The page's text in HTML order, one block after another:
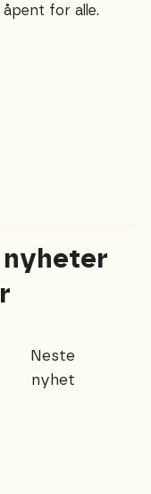
for alle.
nyheter
Neste
nyhet